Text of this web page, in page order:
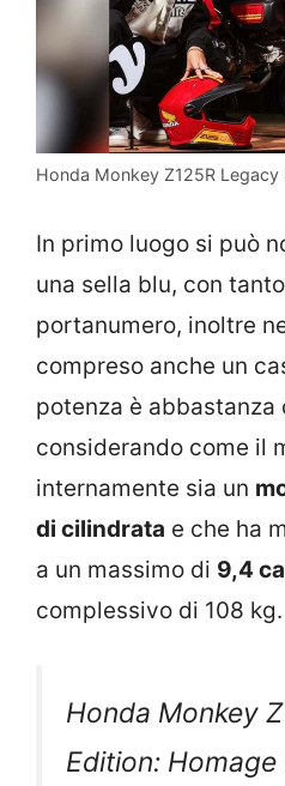
Honda Monkey Z125R
In primo luogo si può
una sella blu, con
portanumero, inoltre
compreso anche un
potenza è abbastanza
considerando come il
internamente sia un
di cilindrata e che ha
a un massimo di 9,4
complessivo di 108 kg.
Honda Monkey
Edition: